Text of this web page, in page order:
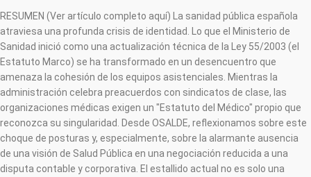
RESUMEN (Ver artículo completo aquí) La sanidad pública española
atraviesa una profunda crisis de identidad. Lo que el Ministerio de
Sanidad inició como una actualización técnica de la Ley 55/2003 (el
Estatuto Marco) se ha transformado en un desencuentro que
amenaza la cohesión de los equipos asistenciales. Mientras la
administración celebra preacuerdos con sindicatos de clase, las
organizaciones médicas exigen un "Estatuto del Médico" propio que
reconozca su singularidad. Desde OSALDE, reflexionamos sobre este
choque de posturas y, especialmente, sobre la alarmante ausencia
de una visión de Salud Pública en una negociación reducida a una
disputa contable y corporativa. El estallido actual no es solo una